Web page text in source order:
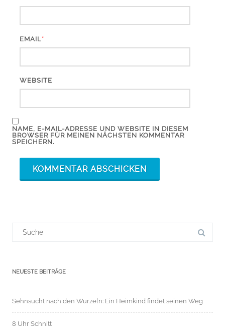
EMAIL*
WEBSITE
NAME, E-MAIL-ADRESSE UND WEBSITE IN DIESEM
BROWSER FÜR MEINEN NÄCHSTEN KOMMENTAR
SPEICHERN.
NEUESTE BEITRÄGE
Sehnsucht nach den Wurzeln: Ein Heimkind findet seinen Weg
8 Uhr Schnitt